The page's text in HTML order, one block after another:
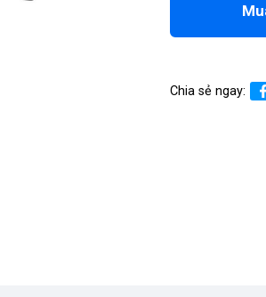
Chia sẻ ngay: